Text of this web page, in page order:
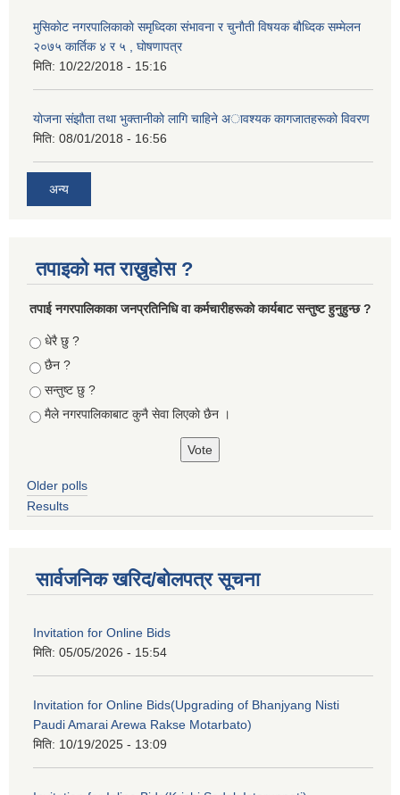
मुसिकाेट नगरपालिकाकाे समृध्दिका संभावना र चुनाैती विषयक बाैध्दिक सम्मेलन
२०७५ कार्तिक ४ र ५ , घाेषणापत्र
मिति: 10/22/2018 - 15:16
याेजना संझाैता तथा भुक्तानीकाे लागि चाहिने अावश्यक कागजातहरूकाे विवरण
मिति: 08/01/2018 - 16:56
अन्य
तपाइको मत राख्नुहोस ?
तपा‌ई नगरपालिकाका जनप्रतिनिधि वा कर्मचारीहरूकाे कार्यबाट सन्तुष्ट हुनुहुन्छ ?
Choices
धेरै छु ?
छैन ?
सन्तुष्ट छु ?
मैले नगरपालिकाबाट कुनै सेवा लिएकाे छैन ।
Older polls
Results
सार्वजनिक खरिद/बोलपत्र सूचना
Invitation for Online Bids
मिति: 05/05/2026 - 15:54
Invitation for Online Bids(Upgrading of Bhanjyang Nisti
Paudi Amarai Arewa Rakse Motarbato)
मिति: 10/19/2025 - 13:09